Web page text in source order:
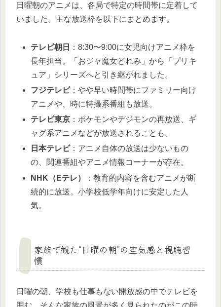
日曜朝のアニメは、各局で特定の時間帯に定着して
いました。主な放送枠を以下にまとめます。
テレビ朝日
：8:30〜9:00に女児向けアニメ枠を
長年担当。「おジャ魔女どれみ」から「プリキ
ュア」シリーズへと引き継がれました。
フジテレビ：やや早い時間帯にファミリー向け
アニメや、時に特撮系番組も放送。
テレビ東京 ：ポケモンやデジモンの再放送、ギ
ャグ系アニメなどが放送されることも。
日本テレビ：アニメ自体の放送は少ないもの
の、関連番組やアニメ情報コーナーが存在。
NHK（Eテレ）
：教育的内容を含むアニメが断
続的に放送。小学校低学年向けに安定した人
気。
家族で観た“日曜の朝”の空気感と視聴習
慣
日曜の朝、学校も仕事もない開放感の中でテレビを
囲む。そんな家族の風景が多く見られたのがこの時